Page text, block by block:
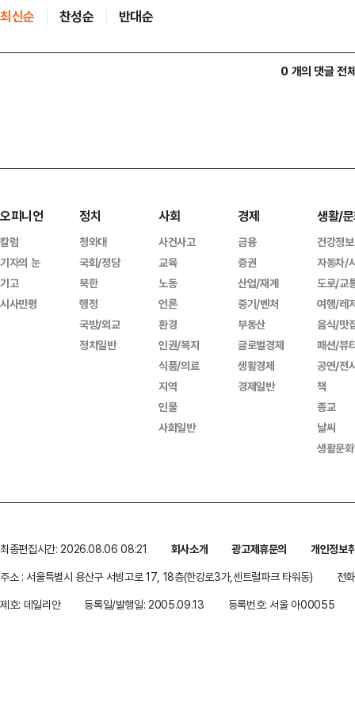
최신순 찬성순 반대순
0 개의 댓글 전
오피니언
칼럼
기자의 눈
기고
시사만평
정치
청와대
국회/정당
북한
행정
국방/외교
정치일반
사회
사건사고
교육
노동
언론
환경
인권/복지
식품/의료
지역
인물
사회일반
경제
금융
증권
산업/재계
중기/벤처
부동산
글로벌경제
생활경제
경제일반
생활/
건강정보
자동차/
도로/교
여행/레
음식/맛
패션/뷰
공연/전
책
종교
날씨
생활문
최종편집시간: 2026.08.06 08:21 회사소개 광고제휴문의
개인정보
주소 : 서울특별시 용산구 서빙고로 17, 18층(한강로3가,센트럴파크 타워동)
전
제호: 데일리안
등록일/발행일: 2005.09.13 등록번호: 서울 아00055